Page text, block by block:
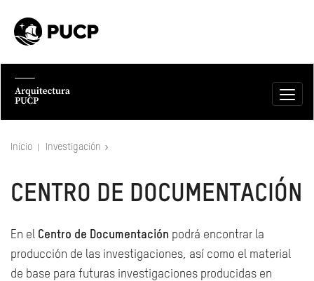
Inicio Investigación
CENTRO DE DOCUMENTACIÓN
En el Centro de Documentación podrá encontrar la
producción de las investigaciones, así como el material
de base para futuras investigaciones producidas en